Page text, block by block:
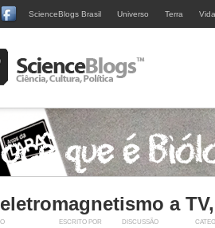
ScienceBlogs Brasil Universo Terra Vida
a
ESCRITO POR DISCUSSÃO